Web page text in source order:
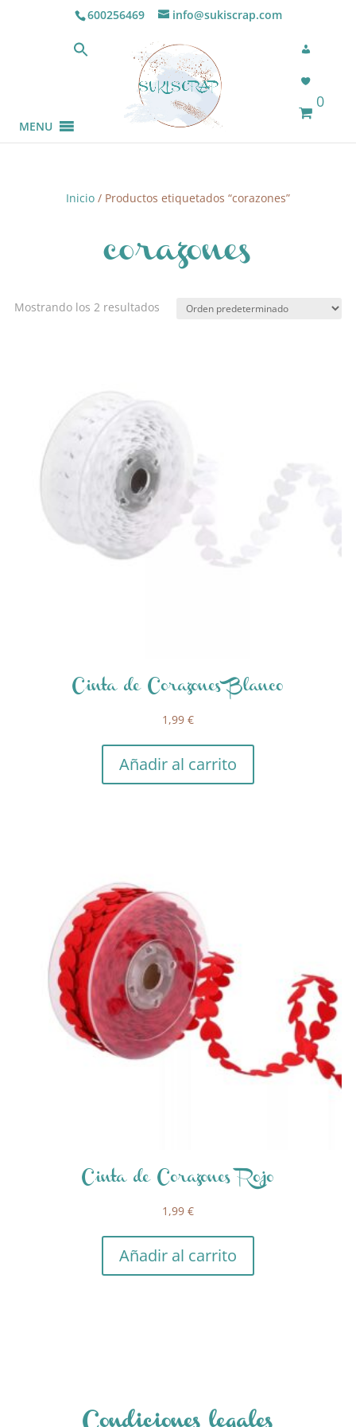
600256469 info@sukiscrap.com
0
MENU
Inicio / Productos etiquetados “corazones”
corazones
Mostrando los 2 resultados
Cinta de Corazones Blanco
1,99 €
Añadir al carrito
Cinta de Corazones Rojo
1,99 €
Añadir al carrito
Condiciones legales